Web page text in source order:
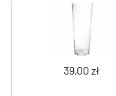
39,00 zł